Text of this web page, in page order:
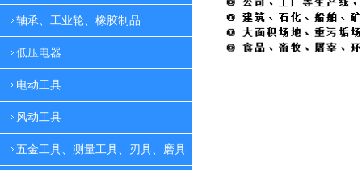
轴承、工业轮、橡胶制品
低压电器
电动工具
风动工具
五金工具、测量工具、刃具、磨具